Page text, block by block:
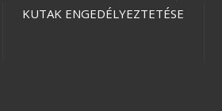
KUTAK ENGEDÉLYEZTETÉSE